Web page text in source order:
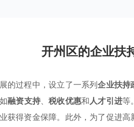
开州区的企业扶
的过程中，设立了一系列企业扶持
融资支持、税收优惠和人才引进等
获得资金保障。此外，为了促进